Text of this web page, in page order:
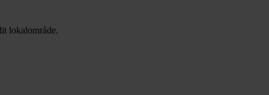
lokalområde.